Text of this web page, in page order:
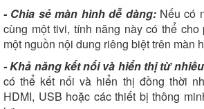
- Chia sẻ màn hình dễ dàng:Nếu có
cùng một tivi, tính năng này có thể
một nguồn nội dung riêng biệt trên màn
- Khả năng kết nối và hiển thị từ
có thể kết nối và hiển thị đồng thời
HDMI, USB hoặc các thiết bị thông